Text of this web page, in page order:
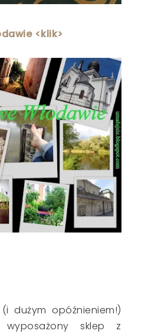
<klik>
dużym opóźnieniem!)
wyposażony sklep z